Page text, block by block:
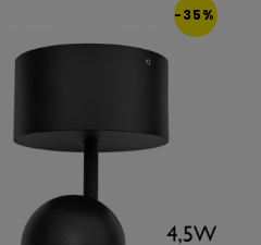
-35%